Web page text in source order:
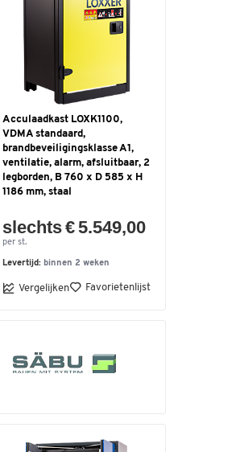
Acculaadkast LOXK1100,
VDMA standaard,
brandbeveiligingsklasse A1,
ventilatie, alarm, afsluitbaar, 2
legborden, B 760 x D 585 x H
1186 mm, staal
slechts € 5.549,00
per st.
Levertijd: binnen 2 weken
Vergelijken Favorietenlijst